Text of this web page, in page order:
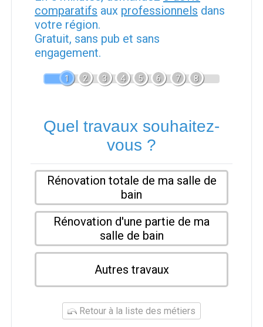
comparatifs aux professionnels dans
votre région.
Gratuit, sans pub et sans
engagement.
1 2 3 4 5 6 7 8
Quel travaux souhaitez-
vous ?
Rénovation totale de ma salle de
bain
Rénovation d'une partie de ma
salle de bain
Autres travaux
Retour à la liste des métiers